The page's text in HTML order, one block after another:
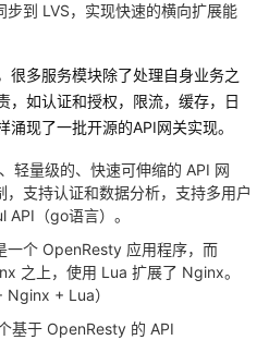
步到 LVS，实现快速的横向扩展能
很多服务模块除了处理自身业务之
，如认证和授权，限流，缓存，日
现了一批开源的API网关实现。
轻量级的、快速可伸缩的 API 网
，支持认证和数据分析，支持多用户
API（go语言）。
一个 OpenResty 应用程序，而
之上，使用 Lua 扩展了 Nginx。
Nginx + Lua）
基于 OpenResty 的 API